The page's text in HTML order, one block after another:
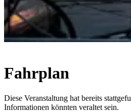
Fahrplan
Diese Veranstaltung hat bereits
Informationen könnten veraltet sein.